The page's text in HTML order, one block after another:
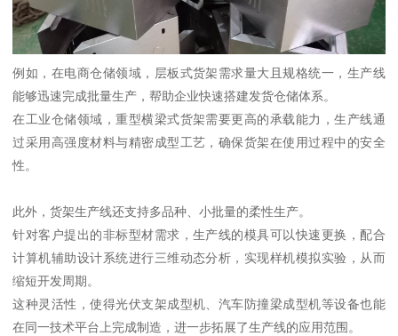
例如，在电商仓储领域，层板式货架需求量大且规格统一，生产线
能够迅速完成批量生产，帮助企业快速搭建发货仓储体系。
在工业仓储领域，重型横梁式货架需要更高的承载能力，生产线通
过采用高强度材料与精密成型工艺，确保货架在使用过程中的安全
性。
此外，货架生产线还支持多品种、小批量的柔性生产。
针对客户提出的非标型材需求，生产线的模具可以快速更换，配合
计算机辅助设计系统进行三维动态分析，实现样机模拟实验，从而
缩短开发周期。
这种灵活性，使得光伏支架成型机、汽车防撞梁成型机等设备也能
在同一技术平台上完成制造，进一步拓展了生产线的应用范围。